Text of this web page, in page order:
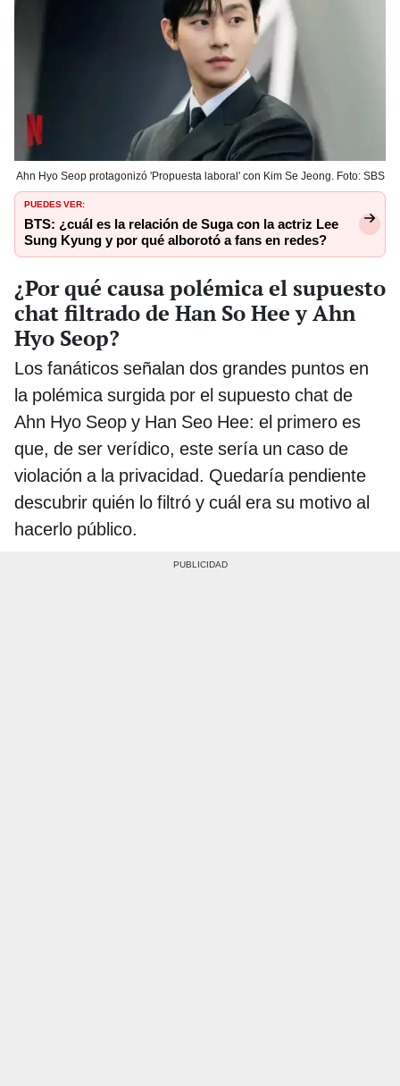
Ahn Hyo Seop protagonizó 'Propuesta laboral' con Kim Se Jeong. Foto: SBS
PUEDES VER:
BTS: ¿cuál es la relación de Suga con la actriz Lee
Sung Kyung y por qué alborotó a fans en redes?
¿Por qué causa polémica el supuesto
chat filtrado de Han So Hee y Ahn
Hyo Seop?
Los fanáticos señalan dos grandes puntos en
la polémica surgida por el supuesto chat de
Ahn Hyo Seop y Han Seo Hee: el primero es
que, de ser verídico, este sería un caso de
violación a la privacidad. Quedaría pendiente
descubrir quién lo filtró y cuál era su motivo al
hacerlo público.